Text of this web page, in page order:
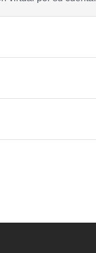
Full Social Media List